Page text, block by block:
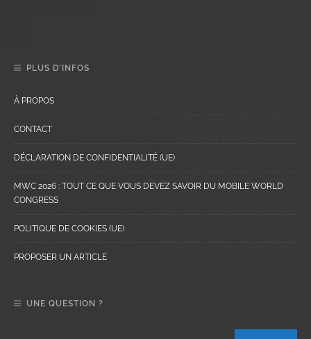
PLUS D’INFOS
À PROPOS
CONTACT
DÉCLARATION DE CONFIDENTIALITÉ (UE)
MWC 2026 : TOUT CE QUE VOUS DEVEZ SAVOIR DU MOBILE WORLD
CONGRESS
POLITIQUE DE COOKIES (UE)
PROPOSER UN ARTICLE
UNE QUESTION ?